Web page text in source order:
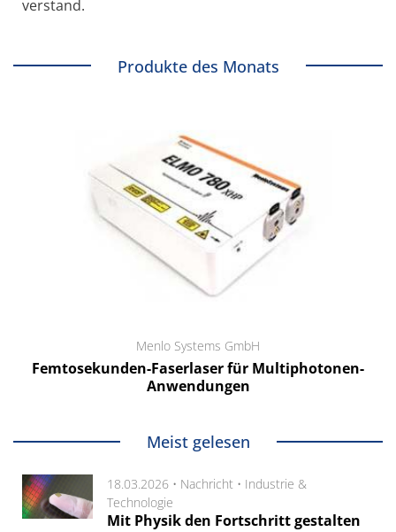
verstand.
Produkte des Monats
Menlo Systems GmbH
Femtosekunden-Faserlaser für Multiphotonen-
Anwendungen
Meist gelesen
18.03.2026 • Nachricht • Industrie &
Technologie
Mit Physik den Fortschritt gestalten